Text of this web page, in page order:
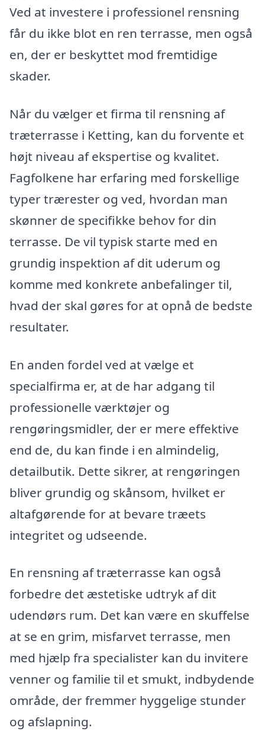
Ved at investere i professionel rensning
får du ikke blot en ren terrasse, men også
en, der er beskyttet mod fremtidige
skader.
Når du vælger et firma til rensning af
træterrasse i Ketting, kan du forvente et
højt niveau af ekspertise og kvalitet.
Fagfolkene har erfaring med forskellige
typer trærester og ved, hvordan man
skønner de specifikke behov for din
terrasse. De vil typisk starte med en
grundig inspektion af dit uderum og
komme med konkrete anbefalinger til,
hvad der skal gøres for at opnå de bedste
resultater.
En anden fordel ved at vælge et
specialfirma er, at de har adgang til
professionelle værktøjer og
rengøringsmidler, der er mere effektive
end de, du kan finde i en almindelig,
detailbutik. Dette sikrer, at rengøringen
bliver grundig og skånsom, hvilket er
altafgørende for at bevare træets
integritet og udseende.
En rensning af træterrasse kan også
forbedre det æstetiske udtryk af dit
udendørs rum. Det kan være en skuffelse
at se en grim, misfarvet terrasse, men
med hjælp fra specialister kan du invitere
venner og familie til et smukt, indbydende
område, der fremmer hyggelige stunder
og afslapning.